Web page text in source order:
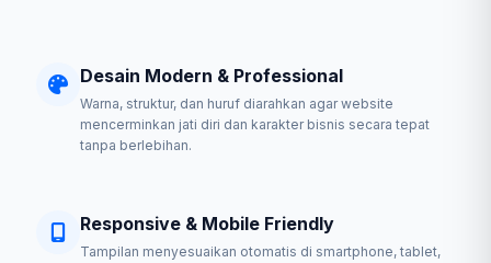
Desain Modern & Professional
Warna, struktur, dan huruf diarahkan agar website
mencerminkan jati diri dan karakter bisnis secara tepat
tanpa berlebihan.
Responsive & Mobile Friendly
Tampilan menyesuaikan otomatis di smartphone, tablet,